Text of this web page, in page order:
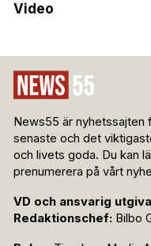
Video
News55 är nyhetssajten
senaste och det
och livets goda. Du kan
prenumerera på vårt
VD och ansvarig
Redaktionschef: Bilbo